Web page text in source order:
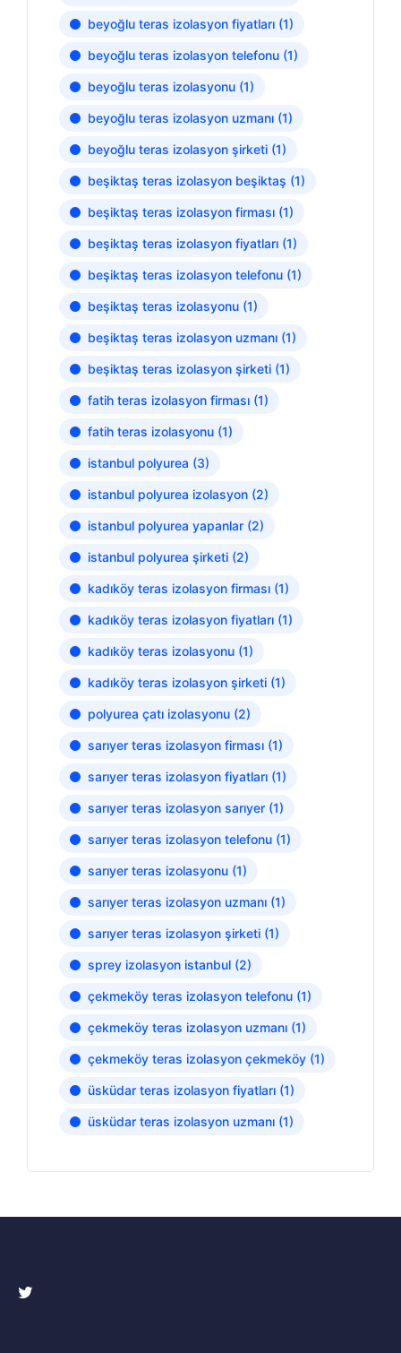
beyoğlu teras izolasyon fiyatları (1)
beyoğlu teras izolasyon telefonu (1)
beyoğlu teras izolasyonu (1)
beyoğlu teras izolasyon uzmanı (1)
beyoğlu teras izolasyon şirketi (1)
beşiktaş teras izolasyon beşiktaş (1)
beşiktaş teras izolasyon firması (1)
beşiktaş teras izolasyon fiyatları (1)
beşiktaş teras izolasyon telefonu (1)
beşiktaş teras izolasyonu (1)
beşiktaş teras izolasyon uzmanı (1)
beşiktaş teras izolasyon şirketi (1)
fatih teras izolasyon firması (1)
fatih teras izolasyonu (1)
istanbul polyurea (3)
istanbul polyurea izolasyon (2)
istanbul polyurea yapanlar (2)
istanbul polyurea şirketi (2)
kadıköy teras izolasyon firması (1)
kadıköy teras izolasyon fiyatları (1)
kadıköy teras izolasyonu (1)
kadıköy teras izolasyon şirketi (1)
polyurea çatı izolasyonu (2)
sarıyer teras izolasyon firması (1)
sarıyer teras izolasyon fiyatları (1)
sarıyer teras izolasyon sarıyer (1)
sarıyer teras izolasyon telefonu (1)
sarıyer teras izolasyonu (1)
sarıyer teras izolasyon uzmanı (1)
sarıyer teras izolasyon şirketi (1)
sprey izolasyon istanbul (2)
çekmeköy teras izolasyon telefonu (1)
çekmeköy teras izolasyon uzmanı (1)
çekmeköy teras izolasyon çekmeköy (1)
üsküdar teras izolasyon fiyatları (1)
üsküdar teras izolasyon uzmanı (1)